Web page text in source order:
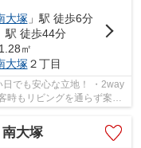
大塚 」駅 徒歩6分
駅 徒歩44分
㎡
大塚 ２丁目
日でも安心な立地！ ・2way
もリビングを通らず案内
ン...
大塚